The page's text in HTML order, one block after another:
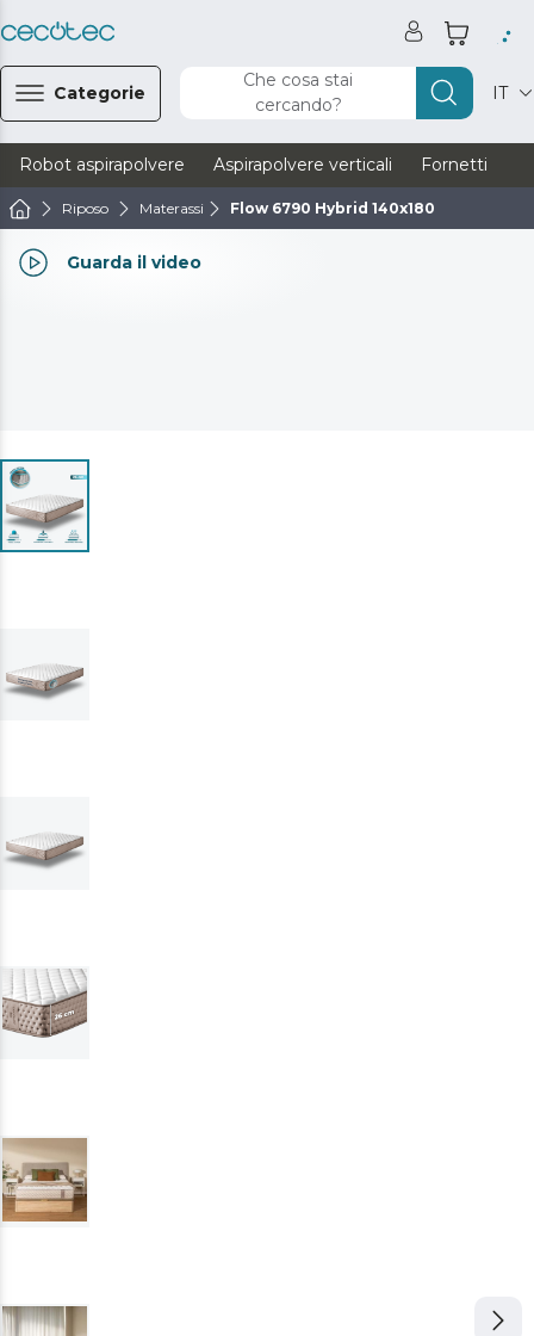
Categorie
Che cosa stai
cercando?
IT
Robot aspirapolvere Aspirapolvere verticali Fornetti
Riposo Materassi Flow 6790 Hybrid 140x180
Guarda il video